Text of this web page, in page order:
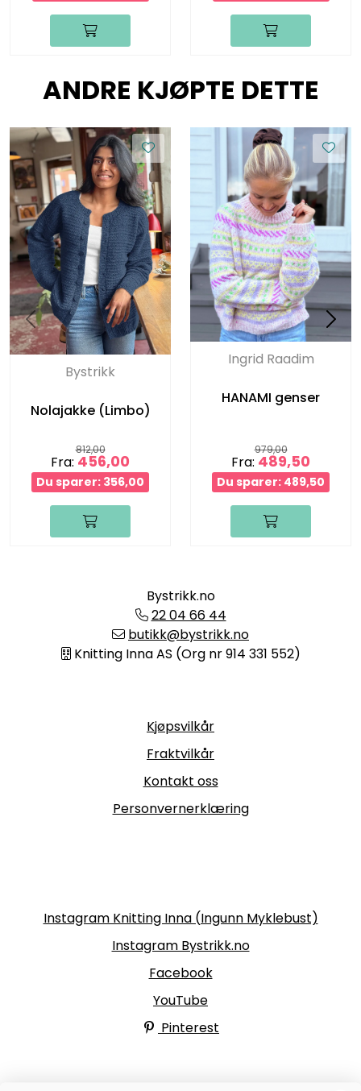
ANDRE KJØPTE DETTE
Bystrikk
Nolajakke (Limbo)
812,00
Fra: 456,00
Du sparer: 356,00
Ingrid Raadim
HANAMI genser
979,00
Fra: 489,50
Du sparer: 489,50
Bystrikk.no
22 04 66 44
butikk@bystrikk.no
Knitting Inna AS (Org nr 914 331 552)
Kjøpsvilkår
Fraktvilkår
Kontakt oss
Personvernerklæring
Instagram Knitting Inna (Ingunn Myklebust)
Instagram Bystrikk.no
Facebook
YouTube
Pinterest